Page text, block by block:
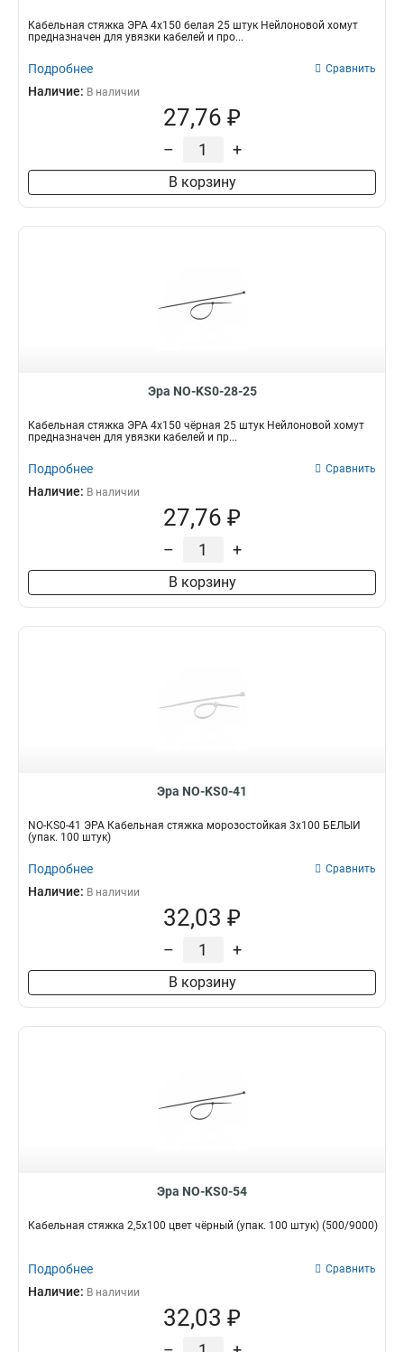
Кабельная стяжка ЭРА 4х150 белая 25 штук Нейлоновой хомут
предназначен для увязки кабелей и про...
Подробнее Сравнить
Наличие: В наличии
27,76 ₽
– +
В корзину
Эра NO-KS0-28-25
Кабельная стяжка ЭРА 4х150 чёрная 25 штук Нейлоновой хомут
предназначен для увязки кабелей и пр...
Подробнее Сравнить
Наличие: В наличии
27,76 ₽
– +
В корзину
Эра NO-KS0-41
NO-KS0-41 ЭРА Кабельная стяжка морозостойкая 3x100 БЕЛЫЙ
(упак. 100 штук)
Подробнее Сравнить
Наличие: В наличии
32,03 ₽
– +
В корзину
Эра NO-KS0-54
Кабельная стяжка 2,5х100 цвет чёрный (упак. 100 штук) (500/9000)
Подробнее Сравнить
Наличие: В наличии
32,03 ₽